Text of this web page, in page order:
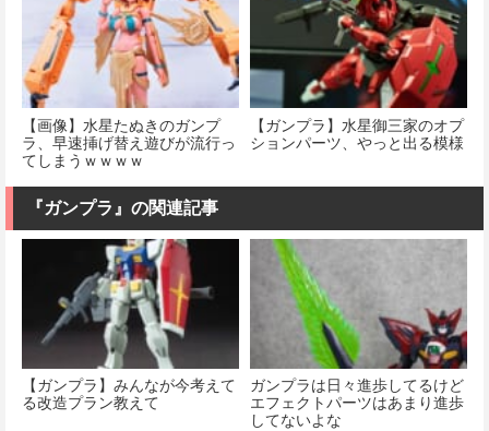
【画像】水星たぬきのガンプ
ラ、早速挿げ替え遊びが流行っ
てしまうｗｗｗｗ
【ガンプラ】水星御三家のオプ
ションパーツ、やっと出る模様
『ガンプラ』の関連記事
【ガンプラ】みんなが今考えて
る改造プラン教えて
ガンプラは日々進歩してるけど
エフェクトパーツはあまり進歩
してないよな